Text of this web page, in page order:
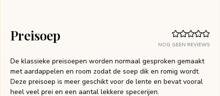
NOG GEEN REVIEWS
Preisoep
De klassieke preisoepen worden normaal gesproken gemaakt
met aardappelen en room zodat de soep dik en romig wordt.
Deze preisoep is meer geschikt voor de lente en bevat vooral
heel veel prei en een aantal lekkere specerijen.